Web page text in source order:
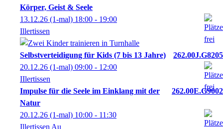
Körper, Geist & Seele
13.12.26 (1-mal) 18:00 - 19:00
Illertissen
Selbstverteidigung für Kids (7 bis 13 Jahre)
262.00J.G8205
20.12.26 (1-mal) 09:00 - 12:00
IIlertissen
Impulse für die Seele im Einklang mit der
Natur
262.00E.G9002
20.12.26 (1-mal) 10:00 - 11:30
Illertissen Au